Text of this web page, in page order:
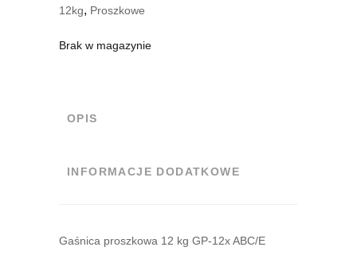
12kg, Proszkowe
Brak w magazynie
OPIS
INFORMACJE DODATKOWE
Gaśnica proszkowa 12 kg GP-12x ABC/E